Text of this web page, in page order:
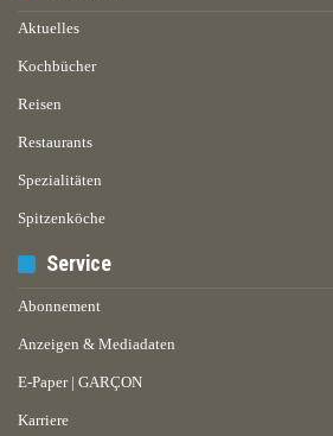
Aktuelles
Kochbücher
Reisen
Restaurants
Spezialitäten
Spitzenköche
Service
Abonnement
Anzeigen & Mediadaten
E-Paper | GARÇON
Karriere